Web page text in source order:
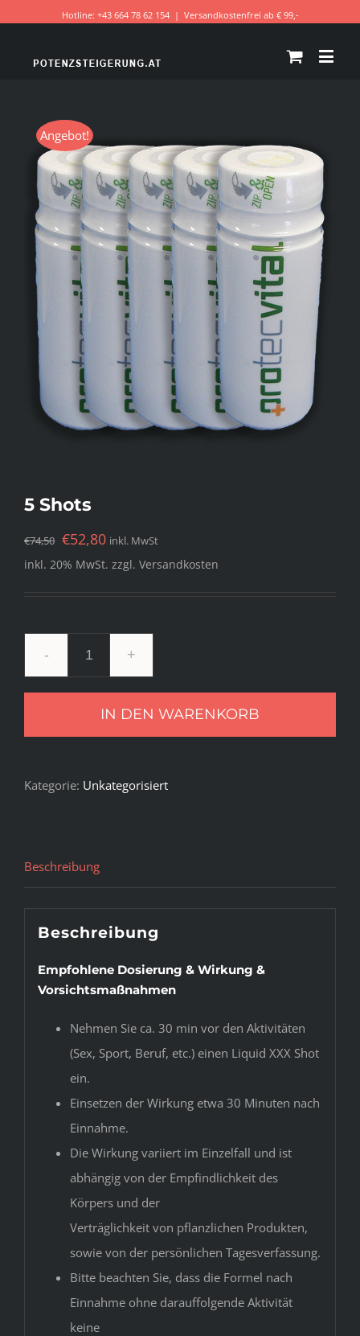
Hotline: +43 664 78 62 154 | Versandkostenfrei ab € 99,-
Angebot!
5 Shots
€74,50 €52,80 inkl. MwSt
inkl. 20% MwSt. zzgl. Versandkosten
IN DEN WARENKORB
Kategorie: Unkategorisiert
Beschreibung
Beschreibung
Empfohlene Dosierung & Wirkung &
Vorsichtsmaßnahmen
Nehmen Sie ca. 30 min vor den Aktivitäten
(Sex, Sport, Beruf, etc.) einen Liquid XXX Shot
ein.
Einsetzen der Wirkung etwa 30 Minuten nach
Einnahme.
Die Wirkung variiert im Einzelfall und ist
abhängig von der Empfindlichkeit des
Körpers und der
Verträglichkeit von pflanzlichen Produkten,
sowie von der persönlichen Tagesverfassung.
Bitte beachten Sie, dass die Formel nach
Einnahme ohne darauffolgende Aktivität
keine